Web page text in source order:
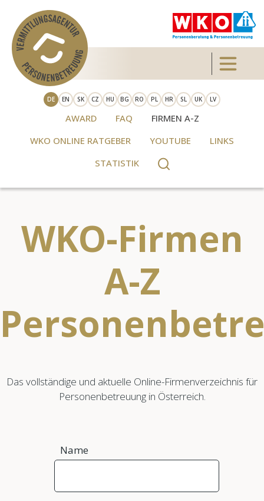
Direkt zum Inhalt Toggle
DE EN SK CZ HU BG RO PL HR SL UK LV
AWARD FAQ
FIRMEN A-Z
WKO ONLINE RATGEBER
YOUTUBE
LINKS
STATISTIK
WKO-Firmen
A-Z
Das vollständige und aktuelle Online-Firmenverzeichnis für
Personenbetreuung in Österreich.
Name